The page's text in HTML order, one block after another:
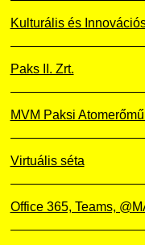
Kulturális és
Paks II. Zrt.
MVM Paksi
Virtuális séta
Office 365, Teams,